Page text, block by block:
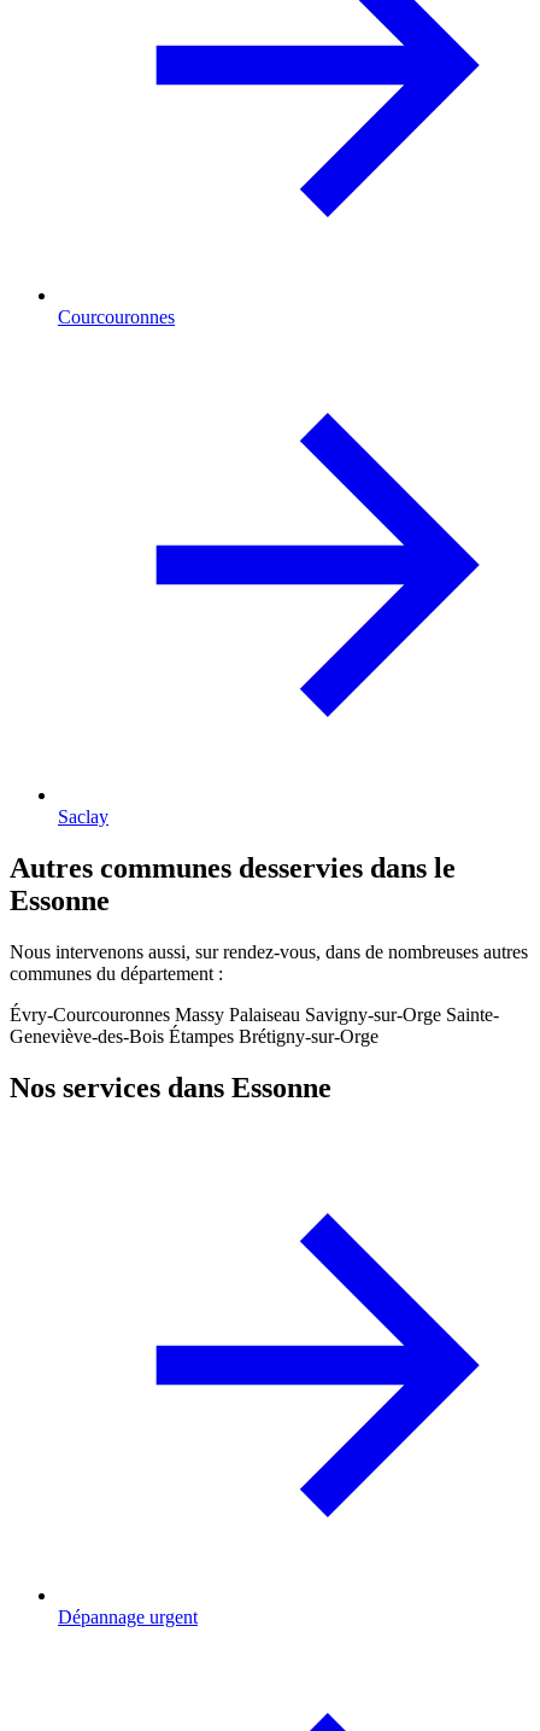
Courcouronnes
Saclay
Autres communes desservies dans le
Essonne
Nous intervenons aussi, sur rendez-vous, dans de nombreuses autres
communes du département :
Évry-Courcouronnes Massy Palaiseau Savigny-sur-Orge Sainte-
Geneviève-des-Bois Étampes Brétigny-sur-Orge
Nos services dans Essonne
Dépannage urgent